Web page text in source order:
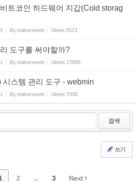
트코인 하드웨어 지갑(Cold storag
Bymakersweb Views 5521
도구를 써야할까?
Bymakersweb Views 13988
스템 관리 도구 - webmin
Bymakersweb Views 7036
검색
쓰기
2 ... 3 Next